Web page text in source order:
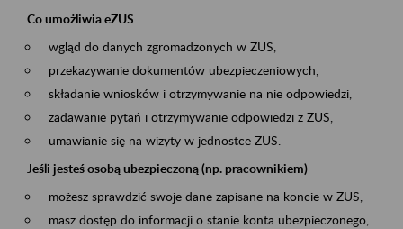
Co umożliwia eZUS
wgląd do danych zgromadzonych w ZUS,
przekazywanie dokumentów ubezpieczeniowych,
składanie wniosków i otrzymywanie na nie odpowiedzi,
zadawanie pytań i otrzymywanie odpowiedzi z ZUS,
umawianie się na wizyty w jednostce ZUS.
Jeśli jesteś osobą ubezpieczoną (np. pracownikiem)
możesz sprawdzić swoje dane zapisane na koncie w ZUS,
masz dostęp do informacji o stanie konta ubezpieczonego,